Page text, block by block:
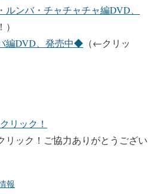
ンバ・チャチャチャ編DVD、
編DVD、発売中◆ （←クリッ
リック！
ック！ご協力ありがとうござい
報